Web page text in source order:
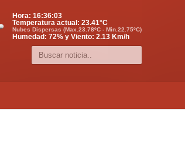
Hora: 16:36:04
Temperatura actual: 23.41°C
Nubes Dispersas (Max.23.78ºC - Min.22.75ºC)
Humedad: 72% y Viento: 2.13 Km/h